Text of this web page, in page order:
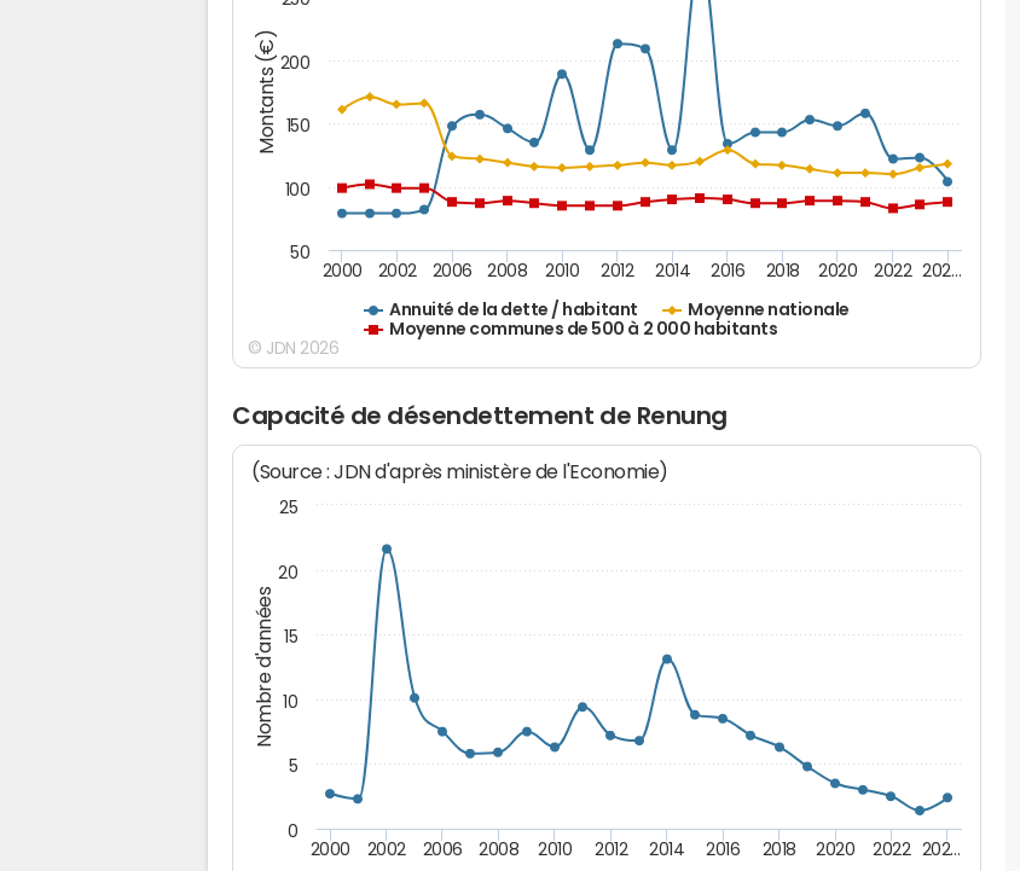
Montants (€)
Annuité de la dette / habitant
Moyenne nationale
Moyenne communes de 500 à 2 000 habitants
2000 2002 2006 2008 2010 2012 2014 2016 2018 2020 2022 202…
50
100
150
200
© JDN 2026
Capacité de désendettement de Renung
Nombre d'années
(Source : JDN d'après ministère de l'Economie)
2000 2002 2006 2008 2010 2012 2014 2016 2018 2020 2022 202…
0
5
10
15
20
25